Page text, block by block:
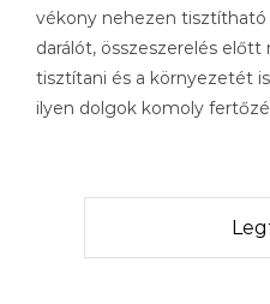
vékony nehezen tisztítható
darálót, összeszerelés
tisztítani és a környezetét
ilyen dolgok komoly